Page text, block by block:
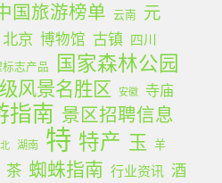
国旅游榜单 云南 元
北京 博物馆 古镇 四川
标志产品 国家森林公园
风景名胜区 安徽 寺庙
指南 景区招聘信息
湖南 特 特产 玉 羊
茶 蜘蛛指南 行业资讯 酒